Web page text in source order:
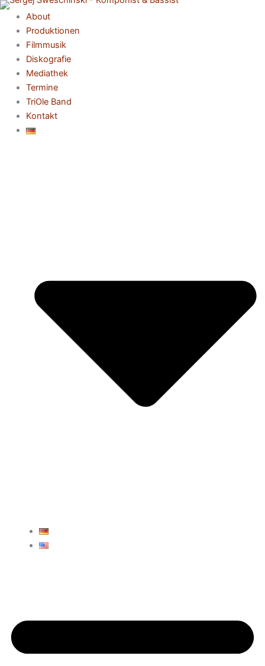
Zum
Inhalt
springen
About
Produktionen
Filmmusik
Diskografie
Mediathek
Termine
TriOle Band
Kontakt